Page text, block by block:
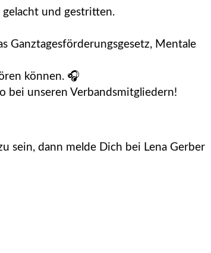
und gestritten.
Ganztagesförderungsgesetz, Mentale
können. 🎧
bei unseren Verbandsmitgliedern!
sein, dann melde Dich bei Lena Gerber